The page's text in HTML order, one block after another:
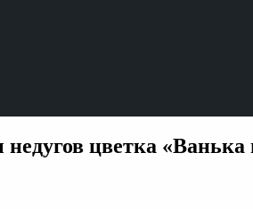
цветка